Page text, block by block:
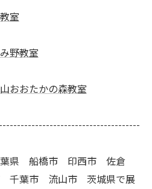
室
野教室
おおたかの森教室
葉県 船橋市 印西市 佐倉
葉市 流山市 茨城県で展